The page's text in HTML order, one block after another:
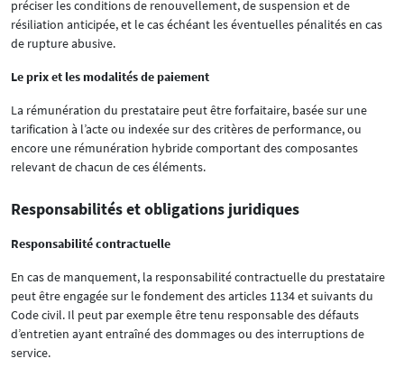
préciser les conditions de renouvellement, de suspension et de
résiliation anticipée, et le cas échéant les éventuelles pénalités en cas
de rupture abusive.
Le prix et les modalités de paiement
La rémunération du prestataire peut être forfaitaire, basée sur une
tarification à l’acte ou indexée sur des critères de performance, ou
encore une rémunération hybride comportant des composantes
relevant de chacun de ces éléments.
Responsabilités et obligations juridiques
Responsabilité contractuelle
En cas de manquement, la responsabilité contractuelle du prestataire
peut être engagée sur le fondement des articles 1134 et suivants du
Code civil. Il peut par exemple être tenu responsable des défauts
d’entretien ayant entraîné des dommages ou des interruptions de
service.